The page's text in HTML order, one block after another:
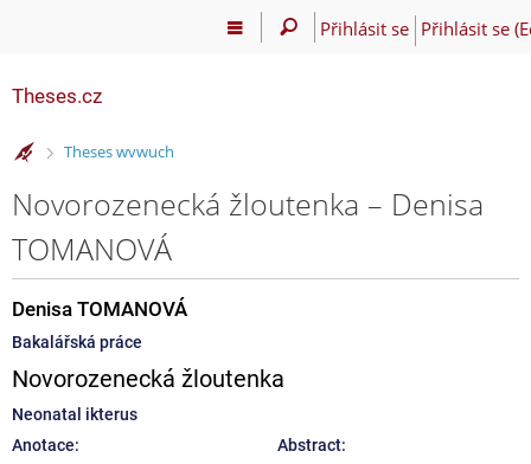
Přihlásit se Přihlásit se
Theses.cz
>
Theses wvwuch
Novorozenecká žloutenka – Denisa
TOMANOVÁ
Denisa TOMANOVÁ
Bakalářská práce
Novorozenecká žloutenka
Neonatal ikterus
Anotace:
Abstract: